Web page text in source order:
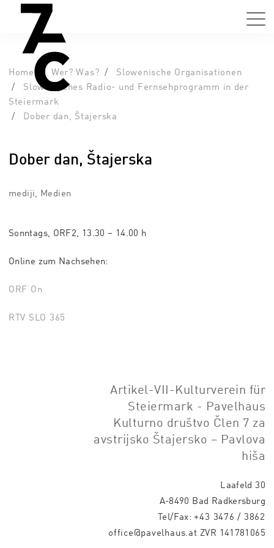
Home Wer? Was?
Slowenische Organisationen
Slowenisches Radio- und Fernsehprogramm in der
Steiermark
Dober dan, Štajerska
Dober dan, Štajerska
mediji, Medien
Sonntags, ORF2, 13.30 – 14.00 h
Online zum Nachsehen:
ORF On
RTV SLO 365
Artikel-VII-Kulturverein für
Steiermark - Pavelhaus
Kulturno društvo Člen 7 za
avstrijsko Štajersko – Pavlova
hiša
Laafeld 30
A-8490 Bad Radkersburg
Tel/Fax:+43 3476 / 3862
office@pavelhaus.at ZVR 141781065